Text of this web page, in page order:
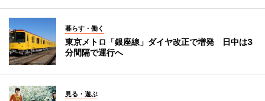
暮らす・働く
東京メトロ「銀座線」ダイヤ改正で増発 日中は3
分間隔で運行へ
見る・遊ぶ